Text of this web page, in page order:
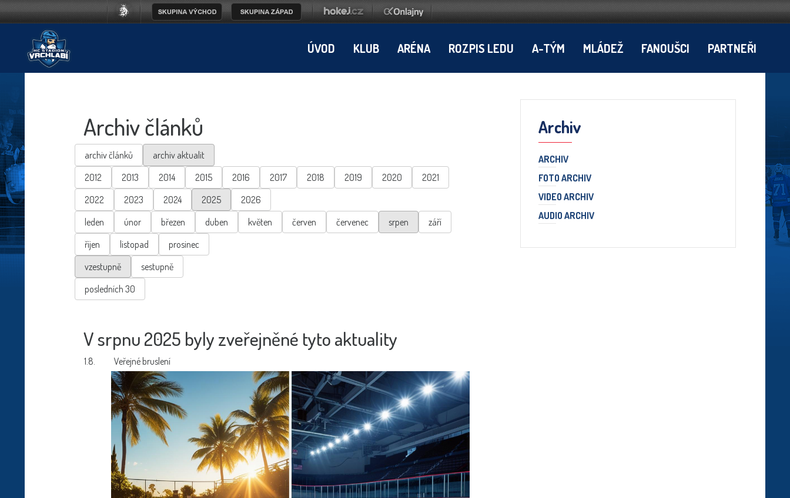
ÚVOD KLUB ARÉNA ROZPIS LEDU A-TÝM MLÁDEŽ FANOUŠCI PARTNEŘI
Archiv článků
archiv článků
archiv aktualit
2012
2013 2014 2015 2016 2017 2018 2019 2020
2021
2022
2023 2024 2025
2026
leden
únor březen duben květen červen červenec srpen
září
říjen
listopad
prosinec
vzestupně
sestupně
posledních 30
V srpnu 2025 byly zveřejněné tyto aktuality
1.8. Veřejné bruslení
Archiv
ARCHIV
FOTO ARCHIV
VIDEO ARCHIV
AUDIO ARCHIV